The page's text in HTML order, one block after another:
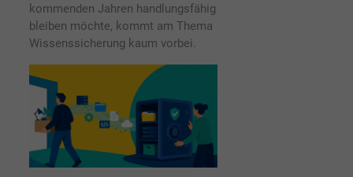
kommenden Jahren handlungsfähig
bleiben möchte, kommt am Thema
Wissenssicherung kaum vorbei.